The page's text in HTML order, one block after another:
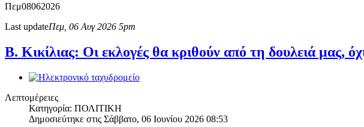
Πεμ08062026
Last updateΠεμ, 06 Αυγ 2026 5pm
Β. Κικίλιας: Οι εκλογές θα κριθούν από τη δουλειά μας,
Λεπτομέρειες
Κατηγορία: ΠΟΛΙΤΙΚΗ
Δημοσιεύτηκε στις Σάββατο, 06 Ιουνίου 2026 08:53